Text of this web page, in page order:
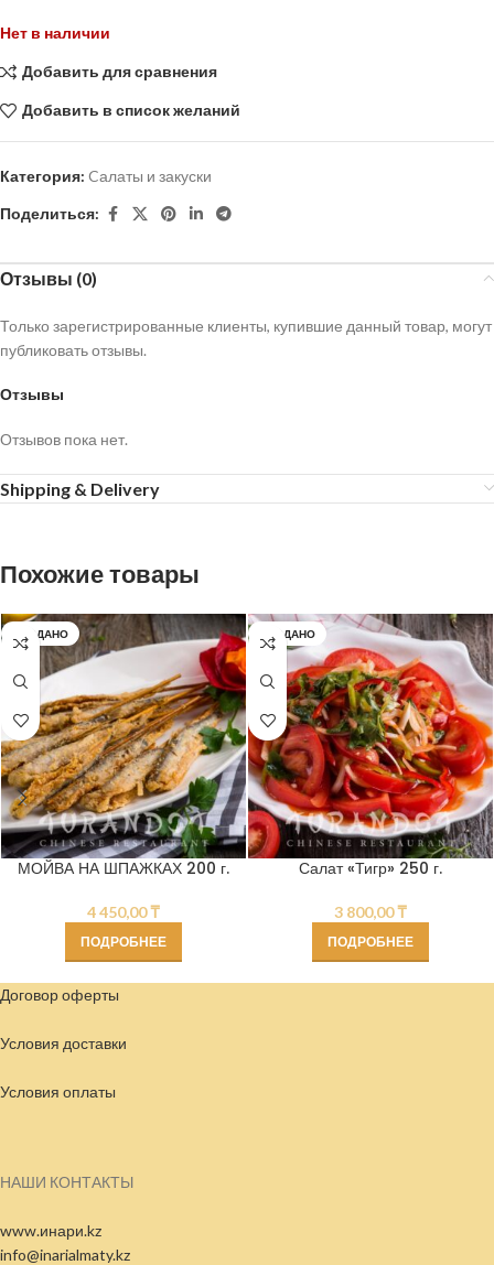
Нет в наличии
Добавить для сравнения
Добавить в список желаний
Категория: Cалаты и закуски
Поделиться:
Отзывы (0)
Отзывы
Отзывов пока нет.
Только зарегистрированные клиенты, купившие данный товар, могут
публиковать отзывы.
Shipping & Delivery
Похожие товары
ПРОДАНО
МОЙВА НА ШПАЖКАХ 200 г.
4 450,00₸
ПОДРОБНЕЕ
ПРОДАНО
Салат «Тигр» 250 г.
3 800,00₸
ПОДРОБНЕЕ
Договор оферты
Условия доставки
Условия оплаты
НАШИ КОНТАКТЫ
www.инари.kz
info@inarialmaty.kz